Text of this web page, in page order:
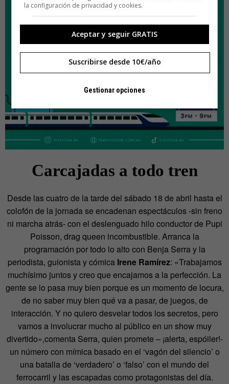
Carcajadas a todo tren
Desde las cuatro de la tarde del sábado 18 de abril hasta el
colofón de la jornada se encadenan espectáculos -sin freno
ni marcha atrás- con el deslenguado hilo conductor de Pupi
Poisson, drag queen incombustible. Arranca la
programación por todo lo alto con Benja Serra y la
periodista, guionista y cómica Irene Ramírez: «Trabajamos
muchísimo juntos y creo que encajamos a la perfección. La
gente se lo pasa muy bien porque es un momento de locura,
de no saber muy bien qué va a pasar, de juegos, de
interacción. Y no quiero desvelar todos los secretos, pero
vamos a involucrar mucho al público en un show muy
divertido»,comenta Serra, quien promete – ¡alerta, espóiler!-
un número con mímica basado en el ‘vagón del silencio’ o
una batalla de ‘verdadero’ o ‘falso’ con el mundo del
ferrocarril y las escapadas como protagonistas del día.
la configuración de privacidad y cookies.
Aceptar y seguir GRATIS
Suscribirse desde 10€/año
Gestionar opciones